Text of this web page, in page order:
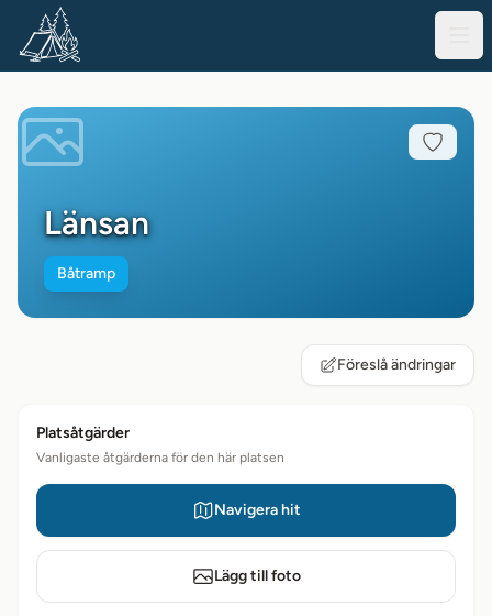
Länsan
Båtramp
Föreslå ändringar
Platsåtgärder
Vanligaste åtgärderna för den här platsen
Navigera hit
Lägg till foto